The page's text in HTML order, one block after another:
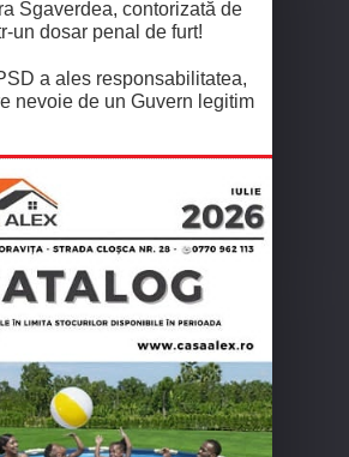
Sgaverdea, contorizată de
un dosar penal de furt!
a ales responsabilitatea,
nevoie de un Guvern legitim